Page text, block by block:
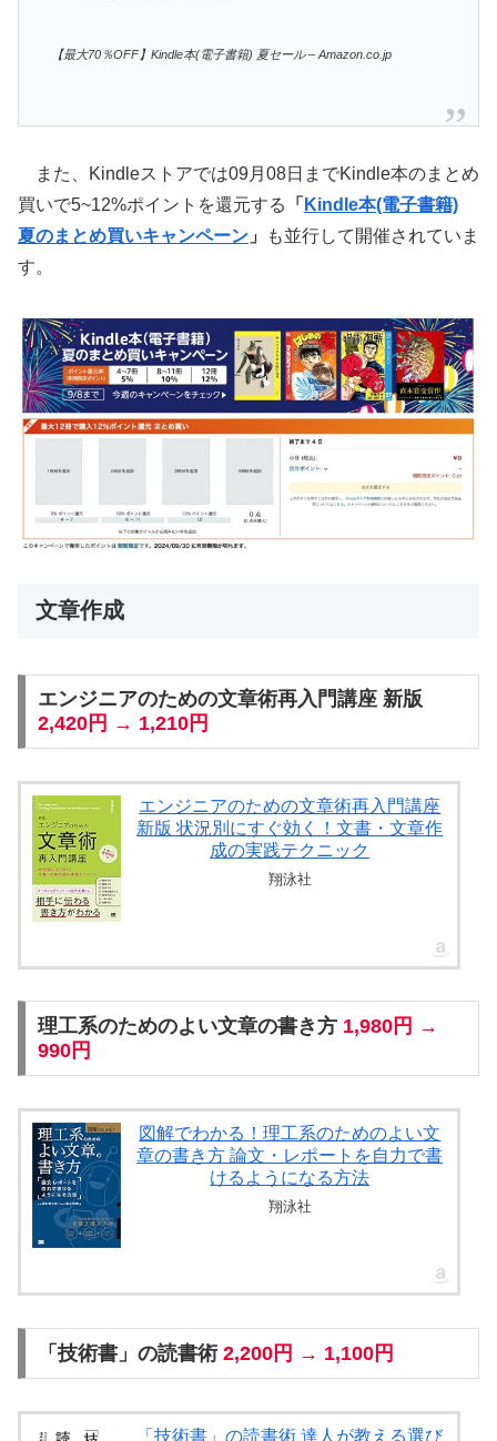
【最大70％OFF】Kindle本(電子書籍) 夏セール – Amazon.co.jp
また、Kindleストアでは09月08日までKindle本のまとめ
買いで5~12%ポイントを還元する
「 Kindle本(電子書籍)
夏のまとめ買いキャンペーン 」
も並行して開催されていま
す。
文章作成
エンジニアのための文章術再入門講座 新版
2,420円 → 1,210円
エンジニアのための文章術再入門講座
新版 状況別にすぐ効く！文書・文章作
成の実践テクニック
翔泳社
理工系のためのよい文章の書き方 1,980円 →
990円
図解でわかる！理工系のためのよい文
章の書き方 論文・レポートを自力で書
けるようになる方法
翔泳社
「技術書」の読書術 2,200円 → 1,100円
「技術書」の読書術 達人が教える選び